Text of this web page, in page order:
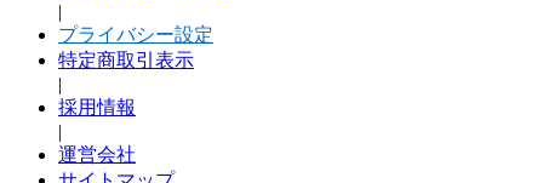
|
プライバシー設定
特定商取引表示
|
採用情報
|
運営会社